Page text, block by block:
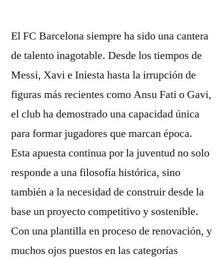
El FC Barcelona siempre ha sido una cantera
de talento inagotable. Desde los tiempos de
Messi, Xavi e Iniesta hasta la irrupción de
figuras más recientes como Ansu Fati o Gavi,
el club ha demostrado una capacidad única
para formar jugadores que marcan época.
Esta apuesta continua por la juventud no solo
responde a una filosofía histórica, sino
también a la necesidad de construir desde la
base un proyecto competitivo y sostenible.
Con una plantilla en proceso de renovación, y
muchos ojos puestos en las categorías